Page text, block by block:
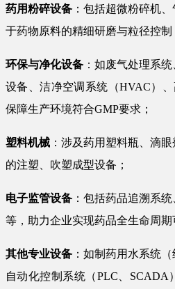
药用粉碎设备 ：包括超微粉碎机
于药物原料的精细研磨与粒径控制
环保与净化设备 ：如废气处理系
设备、洁净空调系统（HVAC）
保障生产环境符合GMP要求；
塑料机械 ：涉及药用塑料瓶、滴
的注塑、吹塑成型设备；
电子监管设备 ：包括药品追溯系
等，助力企业实现药品全生命周期
其他专业设备 ：如制药用水系统
自动化控制系统（PLC、SCADA